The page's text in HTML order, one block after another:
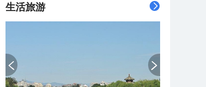
生活旅游